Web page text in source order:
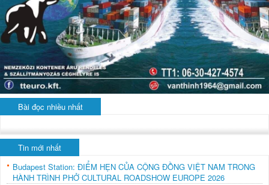
Bài đọc nhiều nhất
Tin mới nhất
Budapest Station: ĐIỂM HẸN CỦA CỘNG ĐỒNG VIỆT NAM TRONG
HÀNH TRÌNH PHỞ CULTURAL ROADSHOW EUROPE 2026